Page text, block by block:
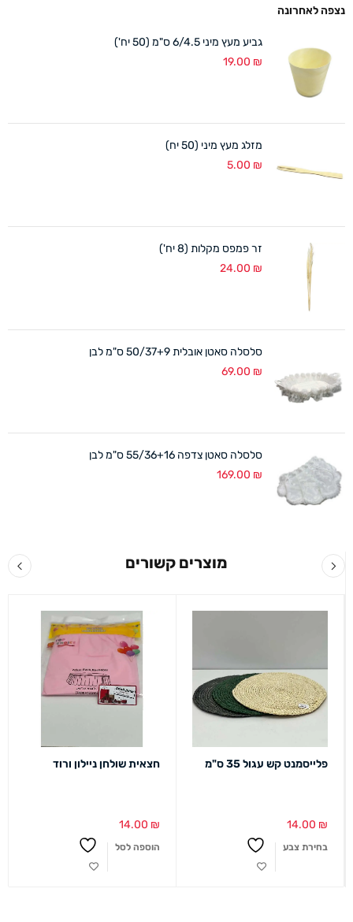
נצפה לאחרונה
גביע מעץ מיני 6/4.5 ס"מ (50 יח')
19.00 ₪
מזלג מעץ מיני (50 יח)
5.00 ₪
זר פמפס מקלות (8 יח')
24.00 ₪
סלסלה סאטן אובלית 50/37+9 ס"מ לבן
69.00 ₪
סלסלה סאטן צדפה 55/36+16 ס"מ לבן
169.00 ₪
מוצרים קשורים
פלייסמנט קש עגול 35 ס"מ
14.00 ₪
בחירת צבע
חצאית שולחן ניילון ורוד
14.00 ₪
הוספה לסל